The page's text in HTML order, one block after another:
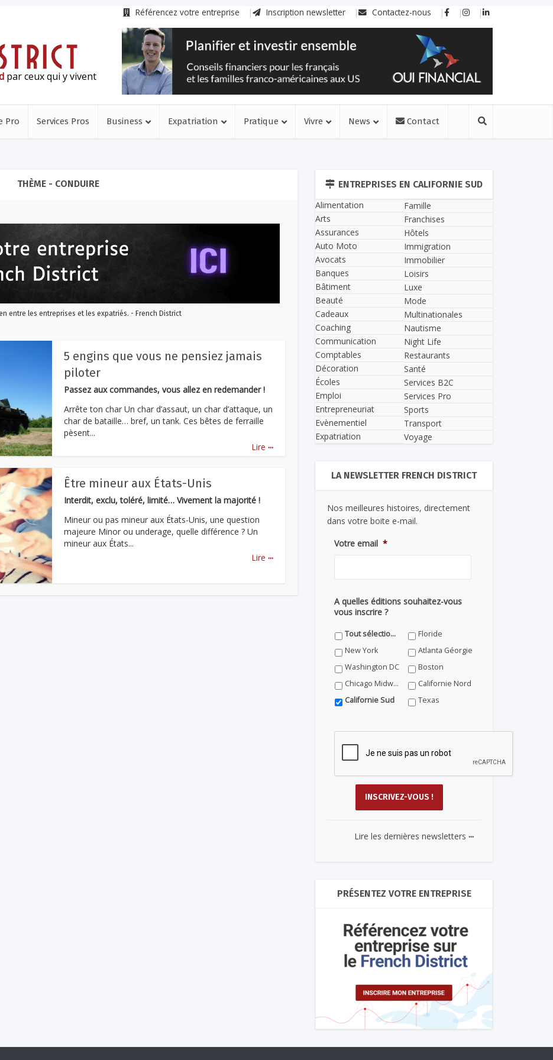
Référencez votre entreprise Inscription newsletter Contactez-nous
par ceux qui y vivent
Pro Services Pros Business Expatriation Pratique Vivre News Contact
THÈME - CONDUIRE
entre les entreprises et les expatriés. - French District
5 engins que vous ne pensiez jamais
piloter
Passez aux commandes, vous allez en redemander !
Arrête ton char Un char d’assaut, un char d’attaque, un
char de bataille… bref, un tank. Ces bêtes de ferraille
pèsent...
Lire ...
Être mineur aux États-Unis
Interdit, exclu, toléré, limité… Vivement la majorité !
Mineur ou pas mineur aux États-Unis, une question
majeure Minor ou underage, quelle différence ? Un
mineur aux États...
Lire ...
ENTREPRISES EN CALIFORNIE SUD
Alimentation
Arts
Assurances
Auto Moto
Avocats
Banques
Bâtiment
Beauté
Cadeaux
Coaching
Communication
Comptables
Décoration
Écoles
Emploi
Entrepreneuriat
Evènementiel
Expatriation
Famille
Franchises
Hôtels
Immigration
Immobilier
Loisirs
Luxe
Mode
Multinationales
Nautisme
Night Life
Restaurants
Santé
Services B2C
Services Pro
Sports
Transport
Voyage
LA NEWSLETTER FRENCH DISTRICT
Nos meilleures histoires, directement
dans votre boite e-mail.
Votre email *
A quelles éditions souhaitez-vous
vous inscrire ?
Tout sélectionner
Floride
New York
Atlanta Géorgie
Washington DC
Boston
Chicago Midwest
Californie Nord
Californie Sud
Texas
Lire les dernières newsletters ...
PRÉSENTEZ VOTRE ENTREPRISE